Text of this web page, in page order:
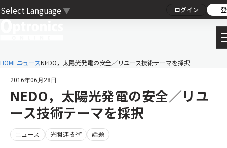
Select Language ▼ ログイン
HOMEニュースNEDO，太陽光発電の安全／リユース技術テーマを採択
2016年06月28日
NEDO，太陽光発電の安全／リユ
ース技術テーマを採択
ニュース 光関連技術 話題